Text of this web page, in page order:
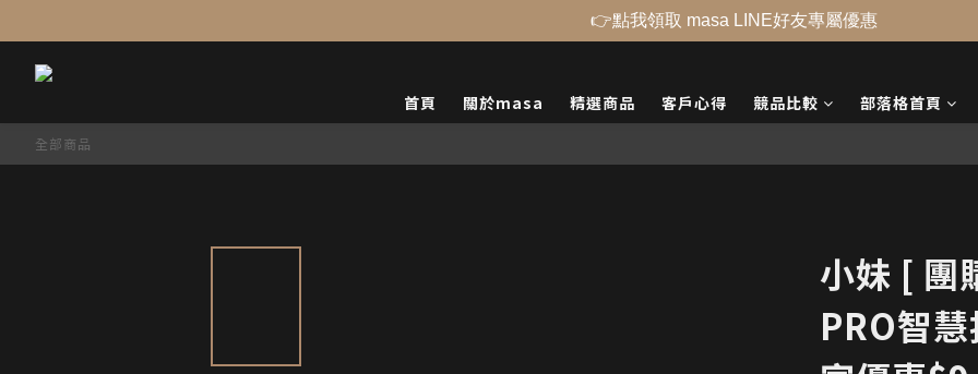
首頁 關於masa 精選商品 客戶心得 競品比較 部落格首頁
全部商品
小妹 [ 團
PRO智
👉點我領取 masa LINE好友專屬優惠